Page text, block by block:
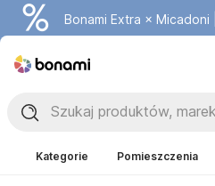
Bonami Extra × Micadoni |
Kategorie Pomieszczenia